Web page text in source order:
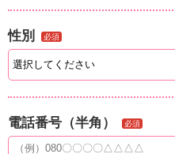
性別 必須
電話番号（半角） 必須